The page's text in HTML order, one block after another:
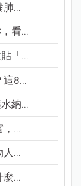
...
看...
「...
8...
納...
...
...
...